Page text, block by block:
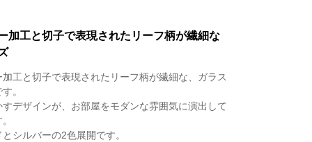
加工と切子で表現されたリーフ柄が繊細な
加工と切子で表現されたリーフ柄が繊細な、ガラス
。
すデザインが、お部屋をモダンな雰囲気に演出して
とシルバーの2色展開です。